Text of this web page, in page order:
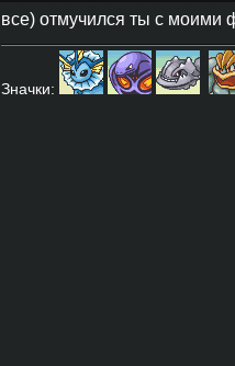
все) отмучился ты с моими
Значки: